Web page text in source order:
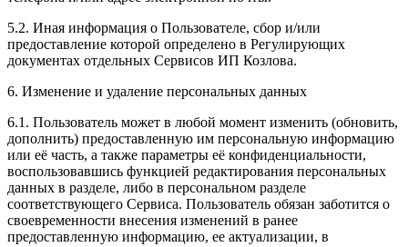
5.2. Иная информация о Пользователе, сбор и/или
предоставление которой определено в Регулирующих
документах отдельных Сервисов ИП Козлова.
6. Изменение и удаление персональных данных
6.1. Пользователь может в любой момент изменить (обновить,
дополнить) предоставленную им персональную информацию
или её часть, а также параметры её конфиденциальности,
воспользовавшись функцией редактирования персональных
данных в разделе, либо в персональном разделе
соответствующего Сервиса. Пользователь обязан заботится о
своевременности внесения изменений в ранее
предоставленную информацию, ее актуализации, в